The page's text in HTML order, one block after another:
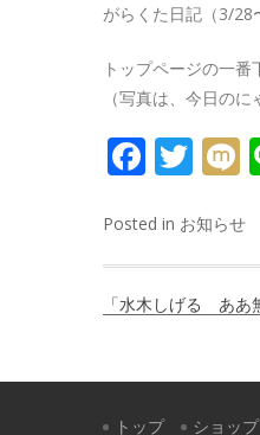
がらくた日記（3/28
トップページの一番
（写真は、今日のに
Posted in お知らせ
ビ
「水木しげる あ
トップ ショップ